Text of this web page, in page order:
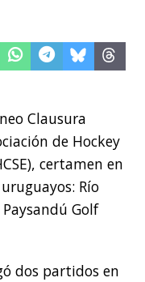
Clausura
de Hockey
certamen en
Río
Golf
dos partidos en